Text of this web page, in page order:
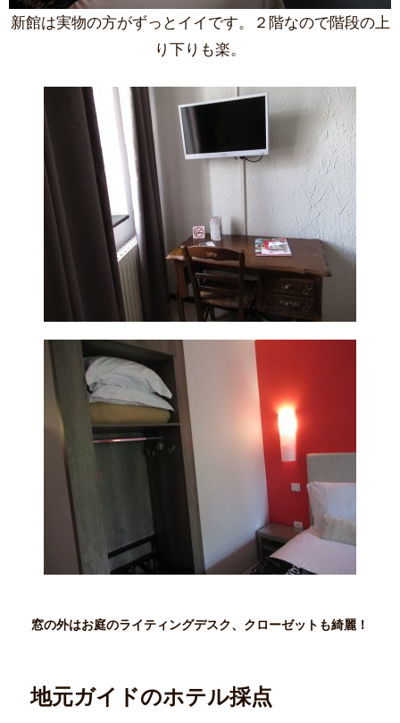
新館は実物の方がずっとイイです。２階なので階段の上
り下りも楽。
窓の外はお庭のライティングデスク、クローゼットも綺麗！
地元ガイドのホテル採点